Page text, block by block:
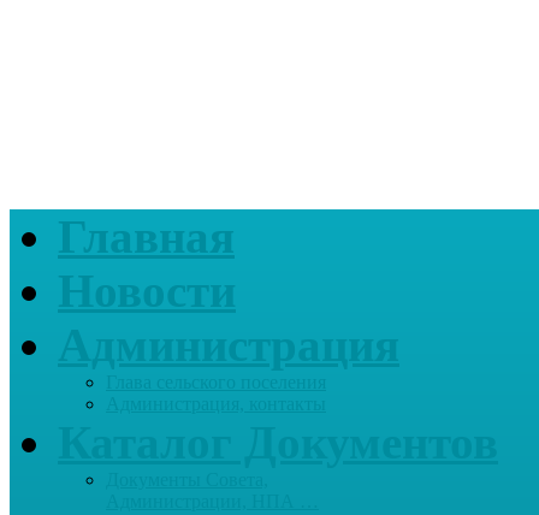
Главная
Новости
Администрация